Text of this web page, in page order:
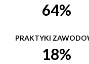
64%
PRAKTYKI
18%